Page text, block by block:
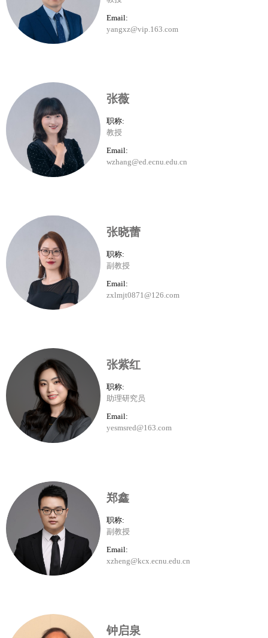
Email:
yangxz@vip.163.com
张薇
职称:
教授
Email:
wzhang@ed.ecnu.edu.cn
张晓蕾
职称:
副教授
Email:
zxlmjt0871@126.com
张紫红
职称:
助理研究员
Email:
yesmsred@163.com
郑鑫
职称:
副教授
Email:
xzheng@kcx.ecnu.edu.cn
钟启泉